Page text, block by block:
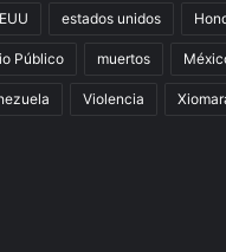
estados unidos
Público muertos
Violencia